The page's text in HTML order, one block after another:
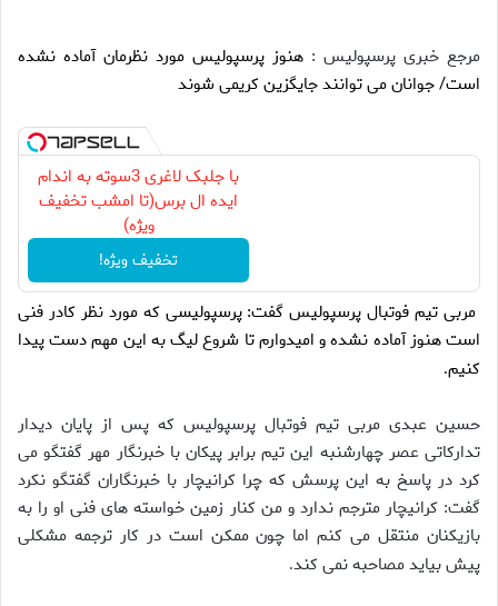
مرجع خبری پرسپولیس : هنوز پرسپولیس مورد نظرمان آماده نشده
است/ جوانان می توانند جایگزین کریمی شوند
با جلبک لاغری 3سوته به اندام
ایده ال برس(تا امشب تخفیف
ویژه)
تخفیف ویژه!
مربی تیم فوتبال پرسپولیس گفت: پرسپولیسی که مورد نظر کادر فنی
است هنوز آماده نشده و امیدوارم تا شروع لیگ به این مهم دست پیدا
کنیم.
حسین عبدی مربی تیم فوتبال پرسپولیس که پس از پایان دیدار
تدارکاتی عصر چهارشنبه این تیم برابر پیکان با خبرنگار مهر گفتگو می
کرد در پاسخ به این پرسش که چرا کرانیچار با خبرنگاران گفتگو نکرد
گفت: کرانیچار مترجم ندارد و من کنار زمین خواسته های فنی او را به
بازیکنان منتقل می کنم اما چون ممکن است در کار ترجمه مشکلی
پیش بیاید مصاحبه نمی کند.